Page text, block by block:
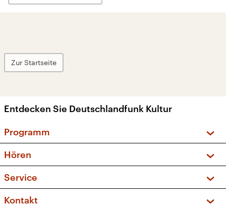
Zur Startseite
Entdecken Sie Deutschlandfunk Kultur
Programm
Sendungen und Podcasts
Musikliste
Kakadu – Das Kinderprogramm
Hören
Frequenzen (UKW + DAB+)
Service
FAQ
Kontakt